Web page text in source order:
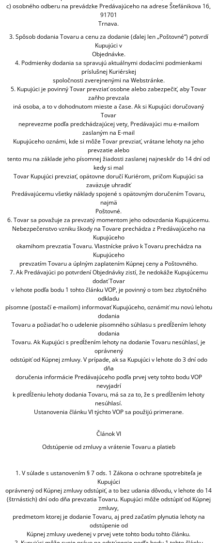
c) osobného odberu na prevádzke Predávajúceho na adrese Štefánikova 16,
91701
Trnava.
3. Spôsob dodania Tovaru a cenu za dodanie (ďalej len „Poštovné“) potvrdí
Kupujúci v
Objednávke.
4. Podmienky dodania sa spravujú aktuálnymi dodacími podmienkami
príslušnej Kuriérskej
spoločnosti zverejnenými na Webstránke.
5. Kupujúci je povinný Tovar prevziať osobne alebo zabezpečiť, aby Tovar
zaňho prevzala
iná osoba, a to v dohodnutom mieste a čase. Ak si Kupujúci doručovaný
Tovar
neprevezme podľa predchádzajúcej vety, Predávajúci mu e-mailom
zaslaným na E-mail
Kupujúceho oznámi, kde si môže Tovar prevziať, vrátane lehoty na jeho
prevzatie alebo
tento mu na základe jeho písomnej žiadosti zaslanej najneskôr do 14 dní od
kedy si mal
Tovar Kupujúci prevziať, opätovne doručí Kuriérom, pričom Kupujúci sa
zaväzuje uhradiť
Predávajúcemu všetky náklady spojené s opätovným doručením Tovaru,
najmä
Poštovné.
6. Tovar sa považuje za prevzatý momentom jeho odovzdania Kupujúcemu.
Nebezpečenstvo vzniku škody na Tovare prechádza z Predávajúceho na
Kupujúceho
okamihom prevzatia Tovaru. Vlastnícke právo k Tovaru prechádza na
Kupujúceho
prevzatím Tovaru a úplným zaplatením Kúpnej ceny a Poštovného.
7. Ak Predávajúci po potvrdení Objednávky zistí, že nedokáže Kupujúcemu
dodať Tovar
v lehote podľa bodu 1 tohto článku VOP, je povinný o tom bez zbytočného
odkladu
písomne (postačí e-mailom) informovať Kupujúceho, oznámiť mu novú lehotu
dodania
Tovaru a požiadať ho o udelenie písomného súhlasu s predĺžením lehoty
dodania
Tovaru. Ak Kupujúci s predĺžením lehoty na dodanie Tovaru nesúhlasí, je
oprávnený
odstúpiť od Kúpnej zmluvy. V prípade, ak sa Kupujúci v lehote do 3 dní odo
dňa
doručenia informácie Predávajúceho podľa prvej vety tohto bodu VOP
nevyjadrí
k predĺženiu lehoty dodania Tovaru, má sa za to, že s predĺžením lehoty
nesúhlasí.
Ustanovenia článku VI týchto VOP sa použijú primerane.
Článok VI
Odstúpenie od zmluvy a vrátenie Tovaru a platieb
1. V súlade s ustanovením § 7 ods. 1 Zákona o ochrane spotrebiteľa je
Kupujúci
oprávnený od Kúpnej zmluvy odstúpiť, a to bez udania dôvodu, v lehote do 14
(štrnástich) dní odo dňa prevzatia Tovaru. Kupujúci môže odstúpiť od Kúpnej
zmluvy,
predmetom ktorej je dodanie Tovaru, aj pred začatím plynutia lehoty na
odstúpenie od
Kúpnej zmluvy uvedenej v prvej vete tohto bodu tohto článku.